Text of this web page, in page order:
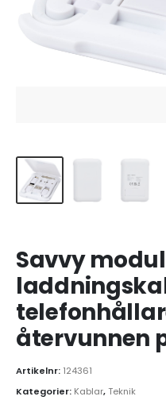
Savvy
återvunnen
Artikelnr: 124361
Kategorier: Kablar,Teknik